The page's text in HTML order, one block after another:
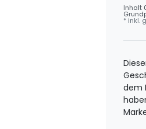
Inhalt
* inkl.
dem